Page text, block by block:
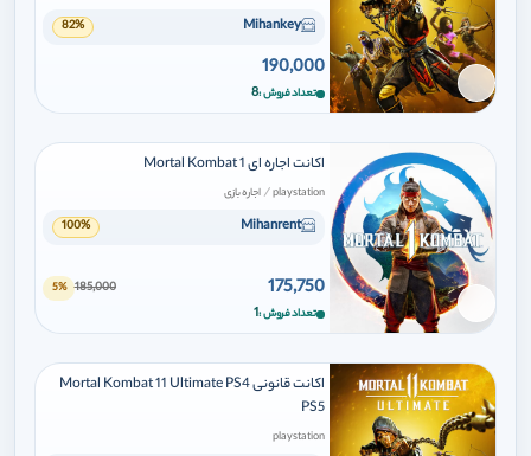
برای افزودن وارد شوید
Mihankey
82%
190,000
تعداد فروش 8
برای افزودن وارد شوید
اکانت اجاره ای Mortal Kombat 1
playstation
/ اجاره بازی
Mihanrent
100%
175,750
185,000
5%
تعداد فروش 1
اکانت قانونی Mortal Kombat 11 Ultimate PS4
PS5
playstation